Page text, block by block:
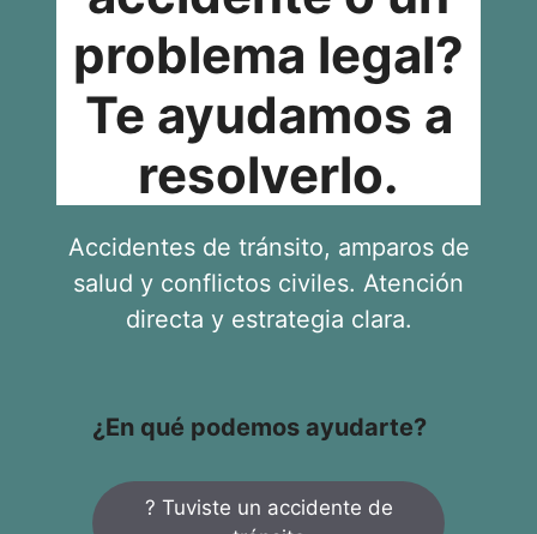
problema legal?
Te ayudamos a
resolverlo.
Accidentes de tránsito, amparos de
salud y conflictos civiles. Atención
directa y estrategia clara.
¿En qué podemos ayudarte?
? Tuviste un accidente de